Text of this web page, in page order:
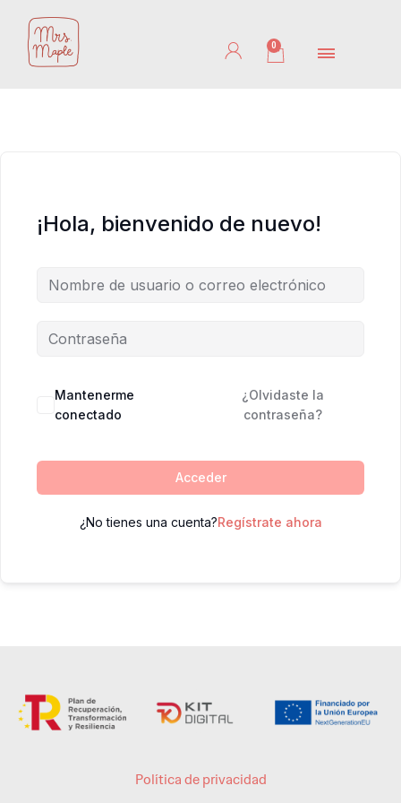
contenido
0
Cart
¡Hola, bienvenido de nuevo!
Mantenerme
conectado
¿Olvidaste la
contraseña?
Acceder
¿No tienes una cuenta?Regístrate ahora
Política de privacidad